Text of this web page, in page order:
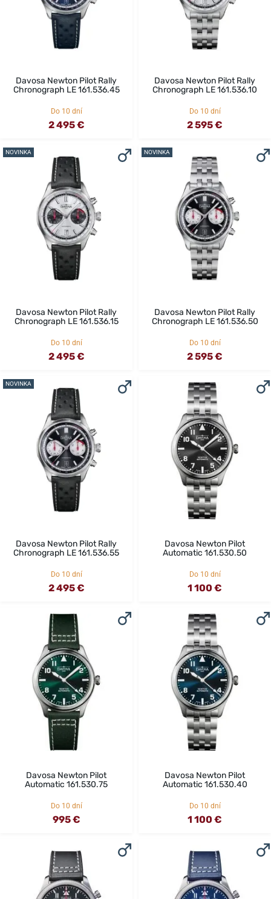
Davosa Newton Pilot Rally
Chronograph LE 161.536.45
Do 10 dní
2 495 €
Davosa Newton Pilot Rally
Chronograph LE 161.536.10
Do 10 dní
2 595 €
NOVINKA
Davosa Newton Pilot Rally
Chronograph LE 161.536.15
Do 10 dní
2 495 €
NOVINKA
Davosa Newton Pilot Rally
Chronograph LE 161.536.50
Do 10 dní
2 595 €
NOVINKA
Davosa Newton Pilot Rally
Chronograph LE 161.536.55
Do 10 dní
2 495 €
Davosa Newton Pilot
Automatic 161.530.50
Do 10 dní
1 100 €
Davosa Newton Pilot
Automatic 161.530.75
Do 10 dní
995 €
Davosa Newton Pilot
Automatic 161.530.40
Do 10 dní
1 100 €